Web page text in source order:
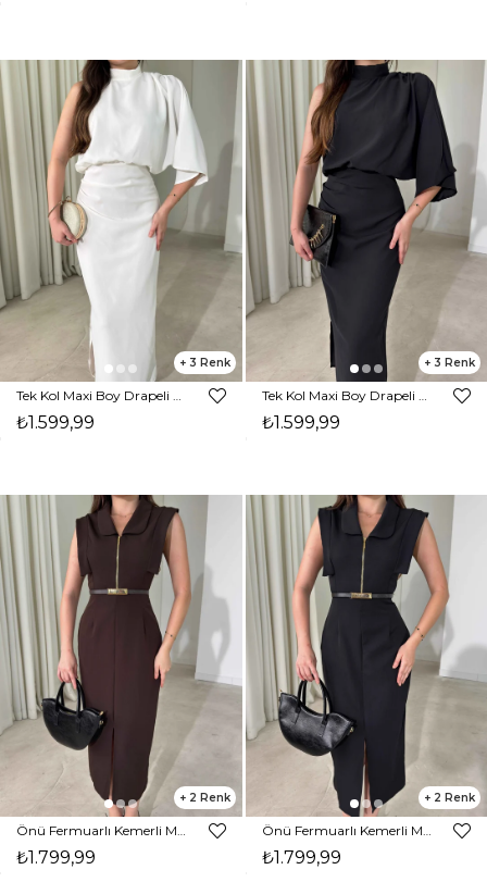
3
Tek Kol Maxi Boy Drapeli Beyaz Rita Kadın Elbise 26Y473
₺1.599,99
3
Tek Kol Maxi Boy Drapeli Siyah Rita Kadın Elbise 26Y473
₺1.599,99
2
Önü Fermuarlı Kemerli Midi Boy Kahverengi Eldon Kadın Elbise 26Y471
₺1.799,99
2
Önü Fermuarlı Kemerli Midi Boy Siyah Eldon Kadın Elbise 26Y471
₺1.799,99